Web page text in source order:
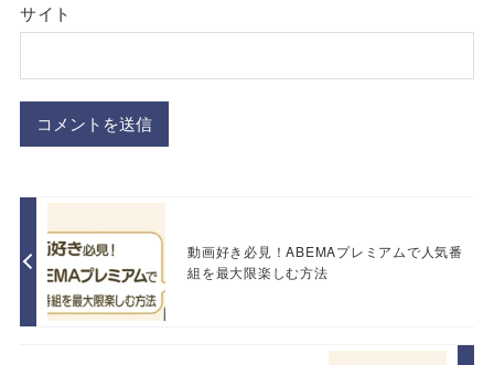
サイト
動画好き必見！ABEMAプレミアムで人気番
組を最大限楽しむ方法